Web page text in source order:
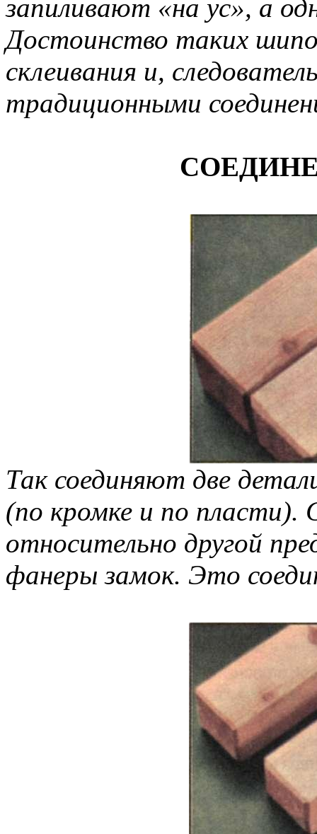
запиливают «на ус», а
Достоинство таких
склеивания и,
традиционными
Так соединяют две
(по кромке и по пласти).
относительно другой
фанеры замок. Это